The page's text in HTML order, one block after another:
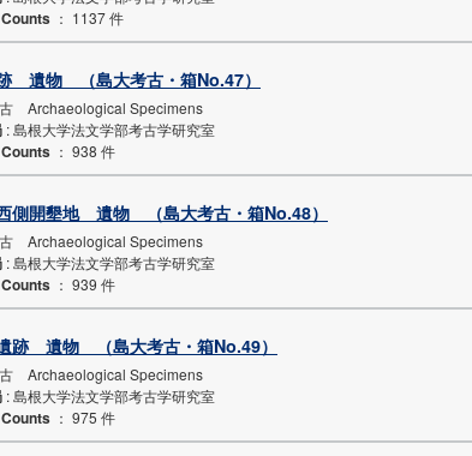
： 1137 件
遺物 （島大考古・箱No.47）
Archaeological Specimens
: 島根大学法文学部考古学研究室
： 938 件
側開墾地 遺物 （島大考古・箱No.48）
Archaeological Specimens
: 島根大学法文学部考古学研究室
： 939 件
跡 遺物 （島大考古・箱No.49）
Archaeological Specimens
: 島根大学法文学部考古学研究室
： 975 件